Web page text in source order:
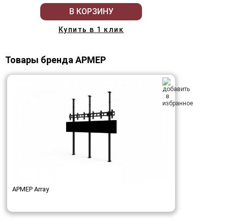
В КОРЗИНУ
Купить в 1 клик
Товары бренда АРМЕР
АРМЕР Array